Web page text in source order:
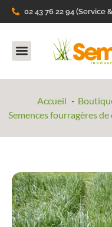
02 43 76 22 94 (Service
Accueil
Semences fourragères